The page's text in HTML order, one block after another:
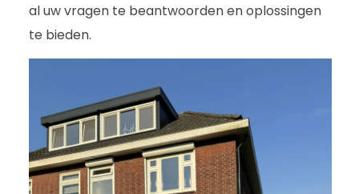
al uw vragen te beantwoorden en oplossingen
te bieden.